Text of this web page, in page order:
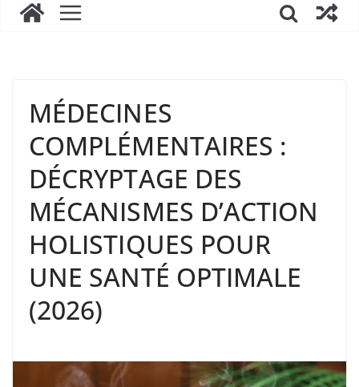
MÉDECINES
COMPLÉMENTAIRES :
DÉCRYPTAGE DES
MÉCANISMES D’ACTION
HOLISTIQUES POUR
UNE SANTÉ OPTIMALE
(2026)